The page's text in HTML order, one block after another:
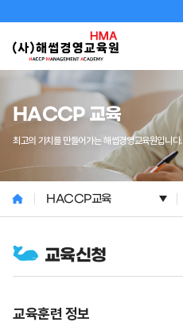
HACCP 교육
최고의 가치를 만들어가는 해썹경영교육원입니다.
HACCP교육
교육신청
교육훈련 정보